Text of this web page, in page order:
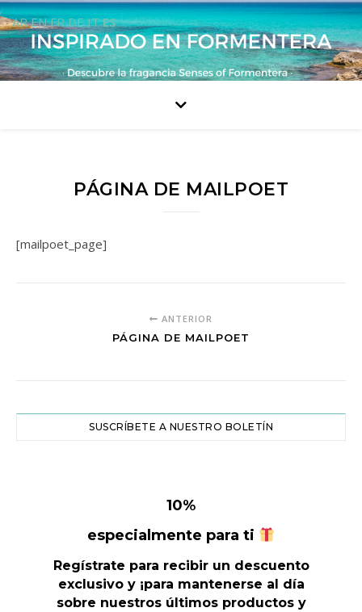
PÁGINA DE MAILPOET
[mailpoet_page]
ANTERIOR
PÁGINA DE MAILPOET
SUSCRÍBETE A NUESTRO BOLETÍN
10%
especialmente para ti
Regístrate para recibir un descuento
exclusivo y ¡para mantenerse al día
sobre nuestros últimos productos y
AR EN FR DE IT ES